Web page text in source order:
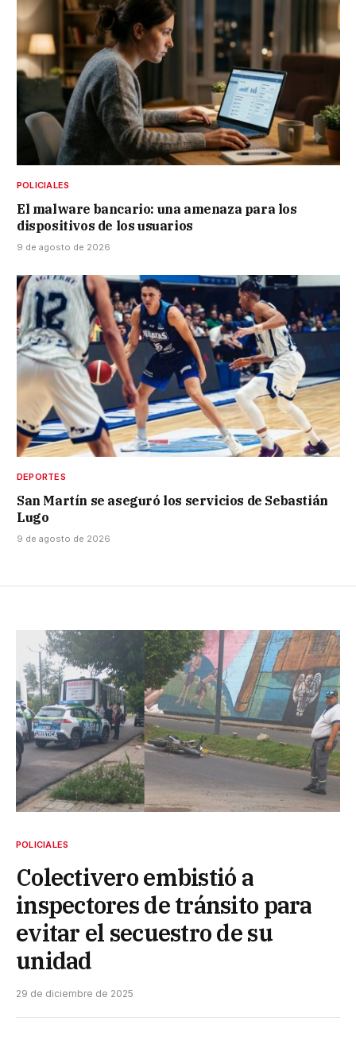
POLICIALES
El malware bancario: una amenaza para los
dispositivos de los usuarios
9 de agosto de 2026
DEPORTES
San Martín se aseguró los servicios de Sebastián
Lugo
9 de agosto de 2026
POLICIALES
Colectivero embistió a
inspectores de tránsito para
evitar el secuestro de su
unidad
29 de diciembre de 2025